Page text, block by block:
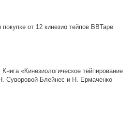
от 12 кинезио тейпов BBTape
«Кинезиологическое тейпирование
Суворовой-Блейнес и Н. Ермаченко